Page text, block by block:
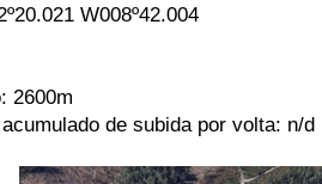
W008º42.004
2600m
de subida por volta: n/d